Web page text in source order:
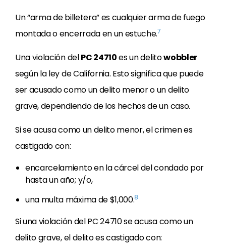
Un “arma de billetera” es cualquier arma de fuego
montada o encerrada en un estuche.7
Una violación delPC 24710es un delitowobbler
según la ley de California. Esto significa que puede
ser acusado como un delito menor o un delito
grave, dependiendo de los hechos de un caso.
Si se acusa como un delito menor, el crimen es
castigado con:
encarcelamiento en la cárcel del condado por
hasta un año; y/o,
una multa máxima de $1,000.8
Si una violación del PC 24710 se acusa como un
delito grave, el delito es castigado con: